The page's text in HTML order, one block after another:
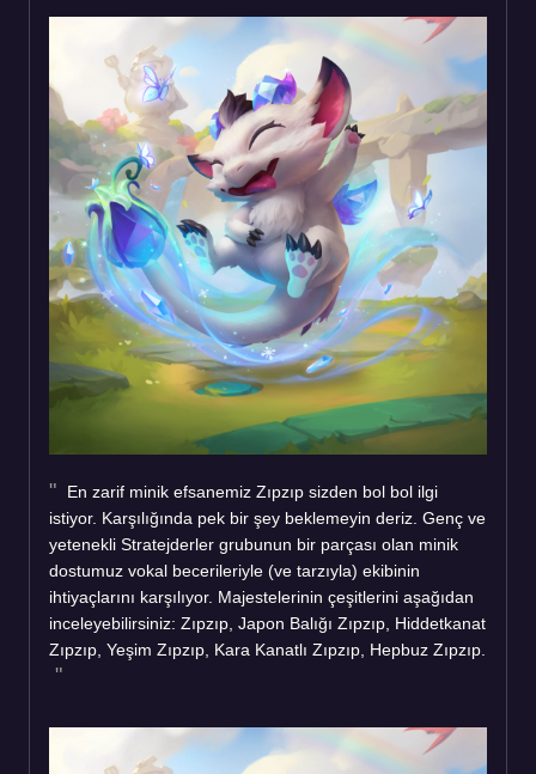
En zarif minik efsanemiz Zıpzıp sizden bol bol ilgi
istiyor. Karşılığında pek bir şey beklemeyin deriz. Genç ve
yetenekli Stratejderler grubunun bir parçası olan minik
dostumuz vokal becerileriyle (ve tarzıyla) ekibinin
ihtiyaçlarını karşılıyor. Majestelerinin çeşitlerini aşağıdan
inceleyebilirsiniz: Zıpzıp, Japon Balığı Zıpzıp, Hiddetkanat
Zıpzıp, Yeşim Zıpzıp, Kara Kanatlı Zıpzıp, Hepbuz Zıpzıp.